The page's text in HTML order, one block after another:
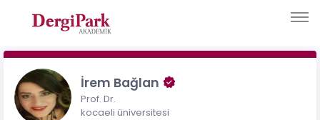
İrem Bağlan
Prof. Dr.
kocaeli üniversitesi